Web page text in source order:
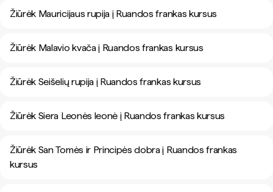
Žiūrėk Mauricijaus rupija į Ruandos frankas kursus
Žiūrėk Malavio kvača į Ruandos frankas kursus
Žiūrėk Seišelių rupija į Ruandos frankas kursus
Žiūrėk Siera Leonės leonė į Ruandos frankas kursus
Žiūrėk San Tomės ir Principės dobra į Ruandos frankas
kursus